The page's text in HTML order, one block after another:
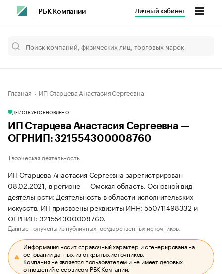
РБК Компании Личный кабинет
Главная ИП Старцева Анастасия Сергеевна
ДЕЙСТВУЕТОБНОВЛЕНО
ИП Старцева Анастасия Сергеевна —
ОГРНИП: 321554300008760
Творческая деятельность
ИП Старцева Анастасия Сергеевна зарегистрирован
08.02.2021, в регионе — Омская область. Основной вид
деятельности: Деятельность в области исполнительских
искусств. ИП присвоены реквизиты ИНН: 550711498332 и
ОГРНИП: 321554300008760.
Данные получены из публичных государственных источников.
Информация носит справочный характер и сгенерирована на
основании данных из открытых источников.
Компания не является пользователем и не имеет деловых
отношений с сервисом РБК Компании.